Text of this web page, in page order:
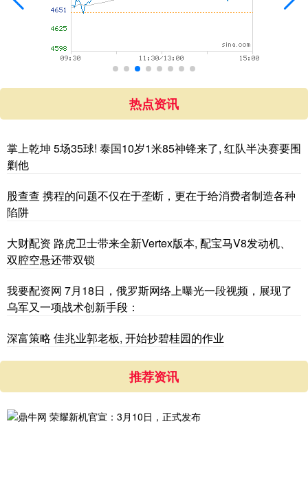
热点资讯
掌上乾坤 5场35球! 泰国10岁1米85神锋来了, 红队半决赛要围
剿他
股查查 携程的问题不仅在于垄断，更在于给消费者制造各种
陷阱
大财配资 路虎卫士带来全新Vertex版本, 配宝马V8发动机、
双腔空悬还带双锁
我要配资网 7月18日，俄罗斯网络上曝光一段视频，展现了
乌军又一项战术创新手段：
深富策略 佳兆业郭老板, 开始抄碧桂园的作业
推荐资讯